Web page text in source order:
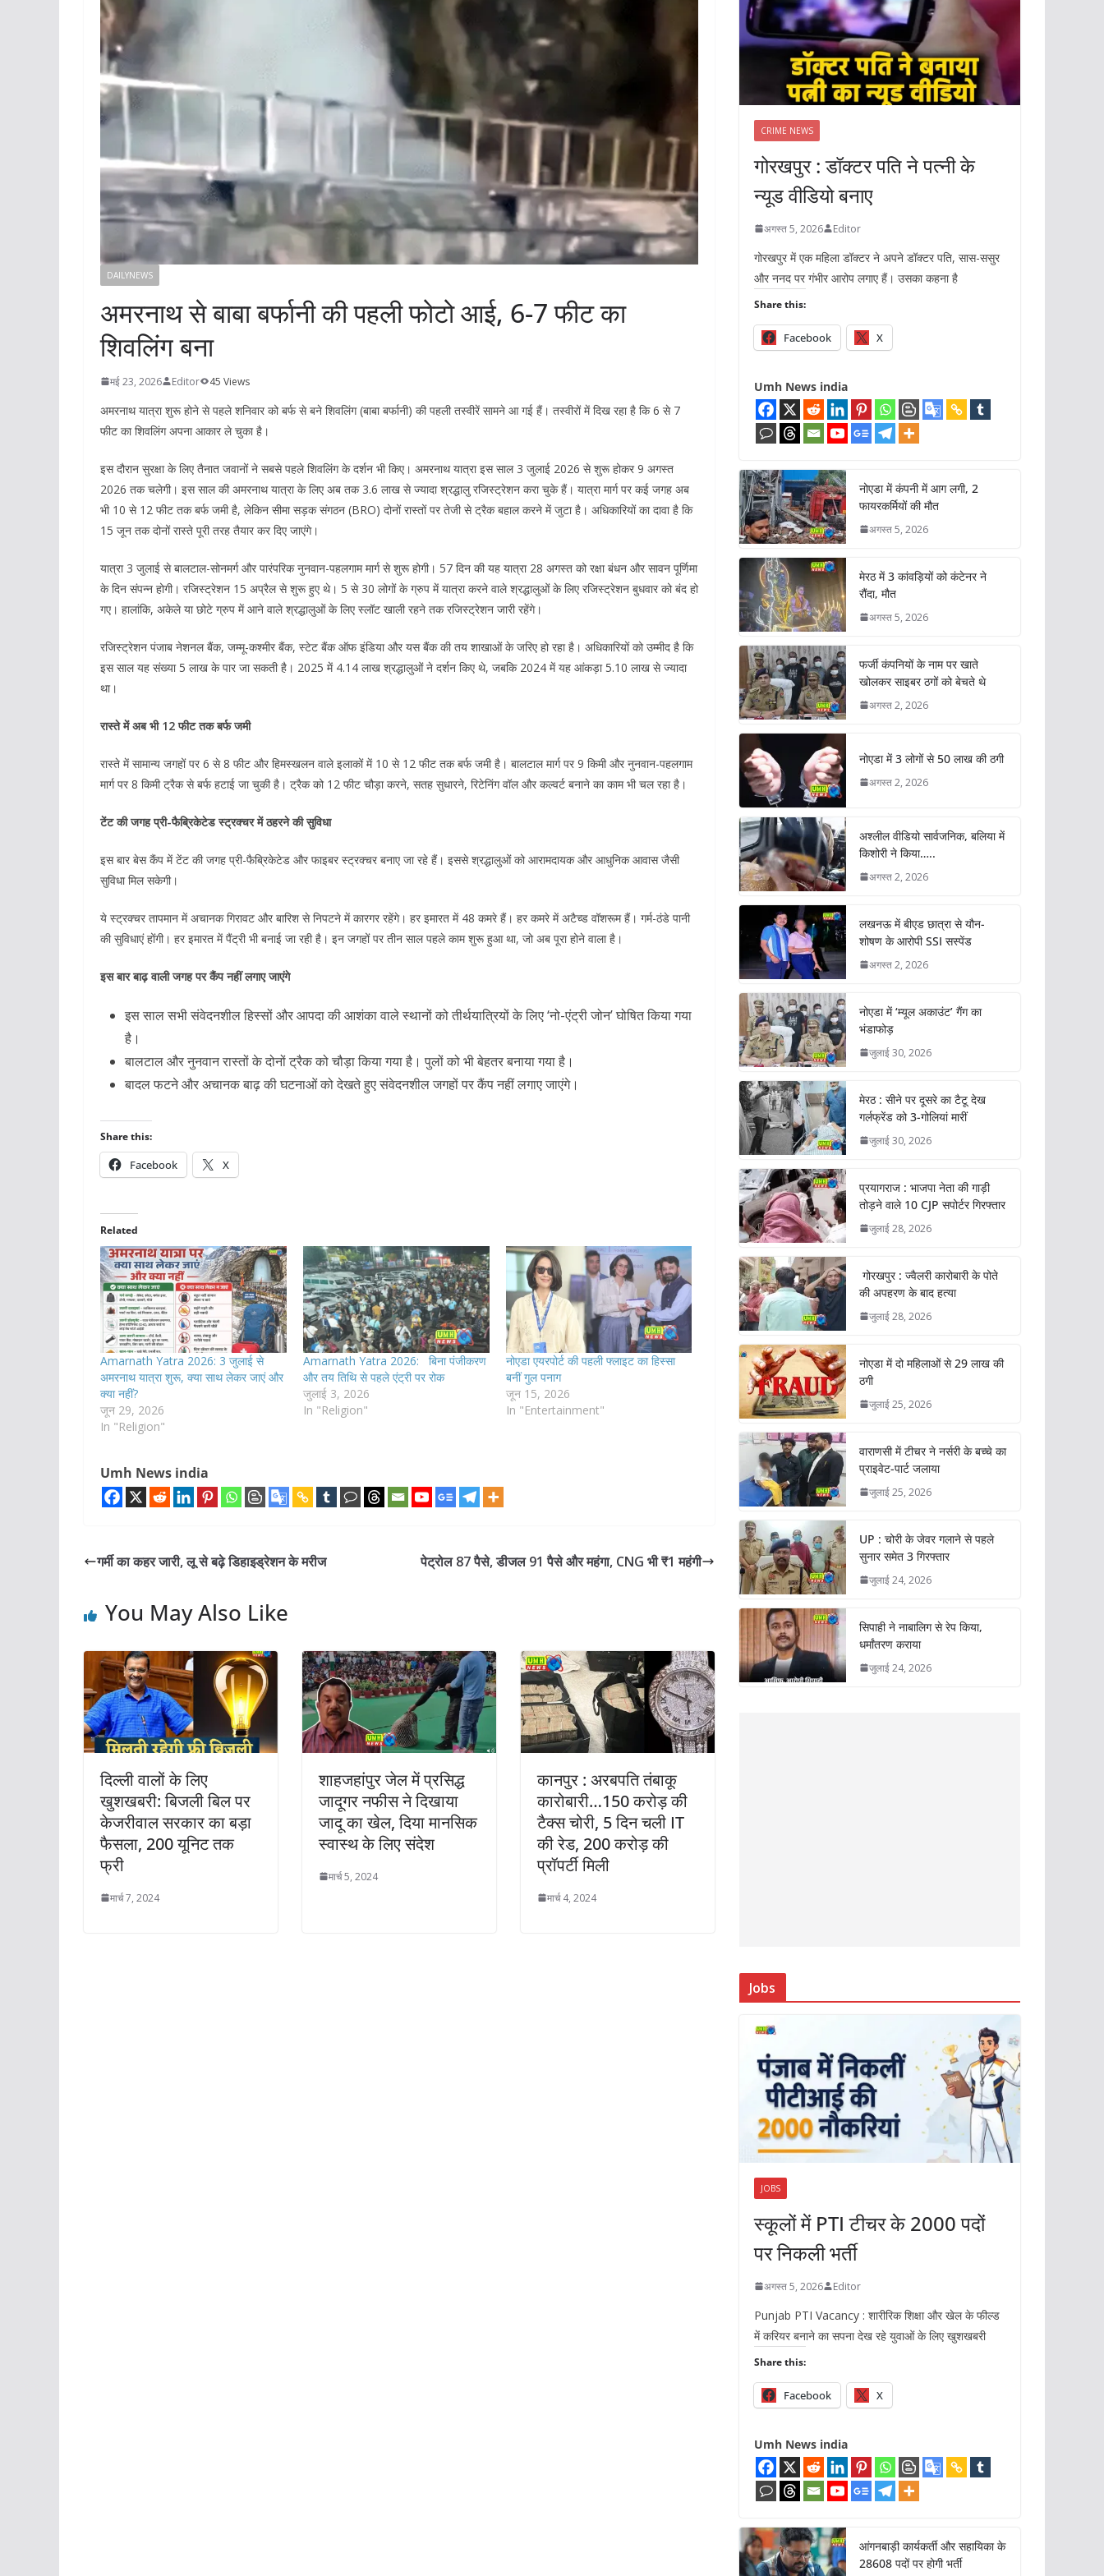
DAILYNEWS
अमरनाथ से बाबा बर्फानी की पहली फोटो आई, 6-7 फीट का
शिवलिंग बना
मई 23, 2026 Editor 45 Views
अमरनाथ यात्रा शुरू होने से पहले शनिवार को बर्फ से बने शिवलिंग (बाबा बर्फानी) की पहली तस्वीरें सामने आ गई हैं। तस्वीरों में दिख रहा है कि 6 से 7
फीट का शिवलिंग अपना आकार ले चुका है।
इस दौरान सुरक्षा के लिए तैनात जवानों ने सबसे पहले शिवलिंग के दर्शन भी किए। अमरनाथ यात्रा इस साल 3 जुलाई 2026 से शुरू होकर 9 अगस्त
2026 तक चलेगी। इस साल की अमरनाथ यात्रा के लिए अब तक 3.6 लाख से ज्यादा श्रद्धालु रजिस्ट्रेशन करा चुके हैं। यात्रा मार्ग पर कई जगह अब
भी 10 से 12 फीट तक बर्फ जमी है, लेकिन सीमा सड़क संगठन (BRO) दोनों रास्तों पर तेजी से ट्रैक बहाल करने में जुटा है। अधिकारियों का दावा है कि
15 जून तक दोनों रास्ते पूरी तरह तैयार कर दिए जाएंगे।
यात्रा 3 जुलाई से बालटाल-सोनमर्ग और पारंपरिक नुनवान-पहलगाम मार्ग से शुरू होगी। 57 दिन की यह यात्रा 28 अगस्त को रक्षा बंधन और सावन पूर्णिमा
के दिन संपन्न होगी। रजिस्ट्रेशन 15 अप्रैल से शुरू हुए थे। 5 से 30 लोगों के ग्रुप में यात्रा करने वाले श्रद्धालुओं के लिए रजिस्ट्रेशन बुधवार को बंद हो
गए। हालांकि, अकेले या छोटे ग्रुप में आने वाले श्रद्धालुओं के लिए स्लॉट खाली रहने तक रजिस्ट्रेशन जारी रहेंगे।
रजिस्ट्रेशन पंजाब नेशनल बैंक, जम्मू-कश्मीर बैंक, स्टेट बैंक ऑफ इंडिया और यस बैंक की तय शाखाओं के जरिए हो रहा है। अधिकारियों को उम्मीद है कि
इस साल यह संख्या 5 लाख के पार जा सकती है। 2025 में 4.14 लाख श्रद्धालुओं ने दर्शन किए थे, जबकि 2024 में यह आंकड़ा 5.10 लाख से ज्यादा
था।
रास्ते में अब भी 12 फीट तक बर्फ जमी
रास्ते में सामान्य जगहों पर 6 से 8 फीट और हिमस्खलन वाले इलाकों में 10 से 12 फीट तक बर्फ जमी है। बालटाल मार्ग पर 9 किमी और नुनवान-पहलगाम
मार्ग पर 8 किमी ट्रैक से बर्फ हटाई जा चुकी है। ट्रैक को 12 फीट चौड़ा करने, सतह सुधारने, रिटेनिंग वॉल और कल्वर्ट बनाने का काम भी चल रहा है।
टेंट की जगह प्री-फैब्रिकेटेड स्ट्रक्चर में ठहरने की सुविधा
इस बार बेस कैंप में टेंट की जगह प्री-फैब्रिकेटेड और फाइबर स्ट्रक्चर बनाए जा रहे हैं। इससे श्रद्धालुओं को आरामदायक और आधुनिक आवास जैसी
सुविधा मिल सकेगी।
ये स्ट्रक्चर तापमान में अचानक गिरावट और बारिश से निपटने में कारगर रहेंगे। हर इमारत में 48 कमरे हैं। हर कमरे में अटैच्ड वॉशरूम हैं। गर्म-ठंडे पानी
की सुविधाएं होंगी। हर इमारत में पैंट्री भी बनाई जा रही है। इन जगहों पर तीन साल पहले काम शुरू हुआ था, जो अब पूरा होने वाला है।
इस बार बाढ़ वाली जगह पर कैंप नहीं लगाए जाएंगे
इस साल सभी संवेदनशील हिस्सों और आपदा की आशंका वाले स्थानों को तीर्थयात्रियों के लिए ‘नो-एंट्री जोन’ घोषित किया गया
है।
बालटाल और नुनवान रास्तों के दोनों ट्रैक को चौड़ा किया गया है। पुलों को भी बेहतर बनाया गया है।
बादल फटने और अचानक बाढ़ की घटनाओं को देखते हुए संवेदनशील जगहों पर कैंप नहीं लगाए जाएंगे।
Share this:
Facebook X
Related
Amarnath Yatra 2026: 3 जुलाई से
अमरनाथ यात्रा शुरू, क्या साथ लेकर जाएं और
क्या नहीं?
जून 29, 2026
In "Religion"
Amarnath Yatra 2026: बिना पंजीकरण
और तय तिथि से पहले एंट्री पर रोक
जुलाई 3, 2026
In "Religion"
नोएडा एयरपोर्ट की पहली फ्लाइट का हिस्सा
बनीं गुल पनाग
जून 15, 2026
In "Entertainment"
Umh News india
गर्मी का कहर जारी, लू से बढ़े डिहाइड्रेशन के मरीज पेट्रोल 87 पैसे, डीजल 91 पैसे और महंगा, CNG भी ₹1 महंगी
You May Also Like
दिल्‍ली वालों के लिए
खुशखबरी: बिजली बिल पर
केजरीवाल सरकार का बड़ा
फैसला, 200 यूनिट तक
फ्री
मार्च 7, 2024
शाहजहांपुर जेल में प्रसिद्ध
जादूगर नफीस ने दिखाया
जादू का खेल, दिया मानसिक
स्वास्थ के लिए संदेश
मार्च 5, 2024
कानपुर : अरबपति तंबाकू
कारोबारी…150 करोड़ की
टैक्स चोरी, 5 दिन चली IT
की रेड, 200 करोड़ की
प्रॉपर्टी मिली
मार्च 4, 2024
CRIME NEWS
गोरखपुर : डॉक्टर पति ने पत्नी के
न्यूड वीडियो बनाए
अगस्त 5, 2026 Editor
गोरखपुर में एक महिला डॉक्टर ने अपने डॉक्टर पति, सास-ससुर
और ननद पर गंभीर आरोप लगाए हैं। उसका कहना है
Share this:
Facebook X
Umh News india
नोएडा में कंपनी में आग लगी, 2
फायरकर्मियों की मौत
अगस्त 5, 2026
मेरठ में 3 कांवड़ियों को कंटेनर ने
रौंदा, मौत
अगस्त 5, 2026
फर्जी कंपनियों के नाम पर खाते
खोलकर साइबर ठगों को बेचते थे
अगस्त 2, 2026
नोएडा में 3 लोगों से 50 लाख की ठगी
अगस्त 2, 2026
अश्लील वीडियो सार्वजनिक, बलिया में
किशोरी ने किया…..
अगस्त 2, 2026
लखनऊ में बीएड छात्रा से यौन-
शोषण के आरोपी SSI सस्पेंड
अगस्त 2, 2026
नोएडा में ‘म्यूल अकाउंट’ गैंग का
भंडाफोड़
जुलाई 30, 2026
मेरठ : सीने पर दूसरे का टैटू देख
गर्लफ्रेंड को 3-गोलियां मारीं
जुलाई 30, 2026
प्रयागराज : भाजपा नेता की गाड़ी
तोड़ने वाले 10 CJP सपोर्टर गिरफ्तार
जुलाई 28, 2026
गोरखपुर : ज्वैलरी कारोबारी के पोते
की अपहरण के बाद हत्या
जुलाई 28, 2026
नोएडा में दो महिलाओं से 29 लाख की
ठगी
जुलाई 25, 2026
वाराणसी में टीचर ने नर्सरी के बच्चे का
प्राइवेट-पार्ट जलाया
जुलाई 25, 2026
UP : चोरी के जेवर गलाने से पहले
सुनार समेत 3 गिरफ्तार
जुलाई 24, 2026
सिपाही ने नाबालिग से रेप किया,
धर्मांतरण कराया
जुलाई 24, 2026
Jobs
JOBS
स्कूलों में PTI टीचर के 2000 पदों
पर निकली भर्ती
अगस्त 5, 2026 Editor
Punjab PTI Vacancy : शारीरिक शिक्षा और खेल के फील्ड
में करियर बनाने का सपना देख रहे युवाओं के लिए खुशखबरी
Share this:
Facebook X
Umh News india
आंगनबाड़ी कार्यकर्ती और सहायिका के
28608 पदों पर होगी भर्ती